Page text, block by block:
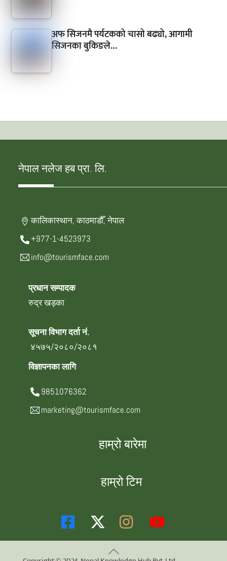
अफ सिजनमै पर्यटकको चासो बढ्यो, आगामी
सिजनका बुकिङले…
नेपाल नलेज हब प्रा. लि.
कालिकास्थान, काठमाडौँ, नेपाल
+977-1-4523973
info@tourismface.com
प्रधान सम्पादक
रुद्र खड्का
सूचना विभाग दर्ता नं.
४५७५/२०८०/२०८१
विज्ञापनका लागि
9851076362
marketing@tourismface.com
हाम्रो बारेमा
हाम्रो टिम
Back